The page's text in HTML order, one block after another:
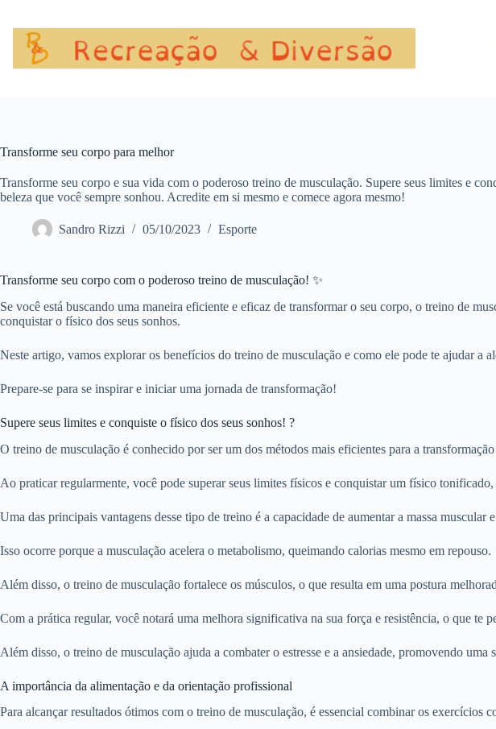
conteúdo
Transforme seu corpo para melhor
Transforme seu corpo e sua vida com o poderoso treino de musculação. Supere seus limites e
beleza que você sempre sonhou. Acredite em si mesmo e comece agora mesmo!
Sandro Rizzi 05/10/2023 Esporte
Transforme seu corpo com o poderoso treino de musculação! ✨
Se você está buscando uma maneira eficiente e eficaz de transformar o seu corpo, o treino de
conquistar o físico dos seus sonhos.
Neste artigo, vamos explorar os benefícios do treino de musculação e como ele pode te ajudar a
Prepare-se para se inspirar e iniciar uma jornada de transformação!
Supere seus limites e conquiste o físico dos seus sonhos! ?
O treino de musculação é conhecido por ser um dos métodos mais eficientes para a
Ao praticar regularmente, você pode superar seus limites físicos e conquistar um físico
Uma das principais vantagens desse tipo de treino é a capacidade de aumentar a massa muscular
Isso ocorre porque a musculação acelera o metabolismo, queimando calorias mesmo em repouso.
Além disso, o treino de musculação fortalece os músculos, o que resulta em uma postura
Com a prática regular, você notará uma melhora significativa na sua força e resistência, o que te
Além disso, o treino de musculação ajuda a combater o estresse e a ansiedade, promovendo uma
A importância da alimentação e da orientação profissional
Para alcançar resultados ótimos com o treino de musculação, é essencial combinar os exercícios